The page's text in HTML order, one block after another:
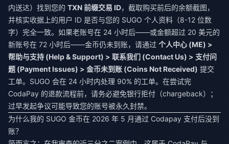
内送达）找到您的 TXN 前缀交易 ID，截取购买前后的余额截图，
并核实收据上的用户 ID 是否与您的 SUGO 个人资料（8-12 位数
字）完全一致。如果老账号在 24 小时后——或金额超过 20 美元的
新账号在 72 小时后——金币仍未到账，请通过 个人中心 (ME) >
帮助与支持 (Help & Support) > 联系我们 (Contact Us) > 支付问
题 (Payment Issues) > 金币未到账 (Coins Not Received) 提交
工单。SUGO 会在 24 小时内处理 90% 的工单。在尝试完
CodaPay 的退款流程前，请务必避免银行拒付（chargeback）；
过早发起争议可能导致您的账号被永久封禁。
为什么我的 SUGO 金币在 2026 年 5 月通过 Codapay 支付后没到
账？